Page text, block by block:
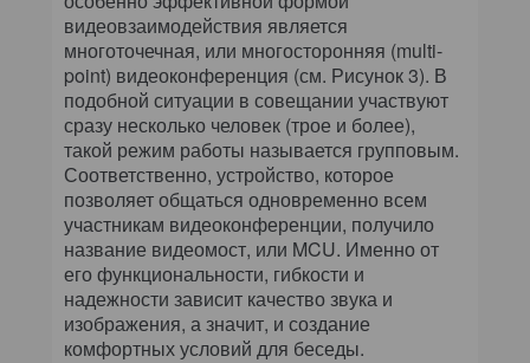
видеовзаимодействия является
многоточечная, или многосторонняя (multi-
point) видеоконференция (см. Рисунок 3). В
подобной ситуации в совещании участвуют
сразу несколько человек (трое и более),
такой режим работы называется групповым.
Соответственно, устройство, которое
позволяет общаться одновременно всем
участникам видеоконференции, получило
название видеомост, или MCU. Именно от
его функциональности, гибкости и
надежности зависит качество звука и
изображения, а значит, и создание
комфортных условий для беседы.